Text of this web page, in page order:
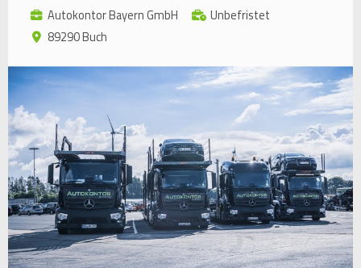
Autokontor Bayern GmbH
89290 Buch
Unbefristet